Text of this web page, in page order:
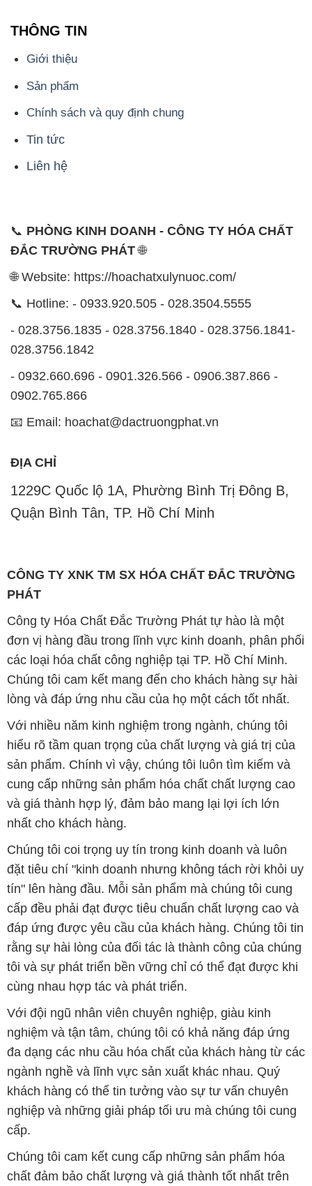
THÔNG TIN
Giới thiệu
Sản phẩm
Chính sách và quy định chung
Tin tức
Liên hệ
📞 PHÒNG KINH DOANH - CÔNG TY HÓA CHẤT
ĐẮC TRƯỜNG PHÁT🌐
🌐 Website: https://hoachatxulynuoc.com/
📞 Hotline: - 0933.920.505 - 028.3504.5555
- 028.3756.1835 - 028.3756.1840 - 028.3756.1841-
028.3756.1842
- 0932.660.696 - 0901.326.566 - 0906.387.866 -
0902.765.866
📧 Email: hoachat@dactruongphat.vn
ĐỊA CHỈ
1229C Quốc lộ 1A, Phường Bình Trị Đông B,
Quận Bình Tân, TP. Hồ Chí Minh
CÔNG TY XNK TM SX HÓA CHẤT ĐẮC TRƯỜNG
PHÁT
Công ty Hóa Chất Đắc Trường Phát tự hào là một
đơn vị hàng đầu trong lĩnh vực kinh doanh, phân phối
các loại hóa chất công nghiệp tại TP. Hồ Chí Minh.
Chúng tôi cam kết mang đến cho khách hàng sự hài
lòng và đáp ứng nhu cầu của họ một cách tốt nhất.
Với nhiều năm kinh nghiệm trong ngành, chúng tôi
hiểu rõ tầm quan trọng của chất lượng và giá trị của
sản phẩm. Chính vì vậy, chúng tôi luôn tìm kiếm và
cung cấp những sản phẩm hóa chất chất lượng cao
và giá thành hợp lý, đảm bảo mang lại lợi ích lớn
nhất cho khách hàng.
Chúng tôi coi trọng uy tín trong kinh doanh và luôn
đặt tiêu chí "kinh doanh nhưng không tách rời khỏi uy
tín" lên hàng đầu. Mỗi sản phẩm mà chúng tôi cung
cấp đều phải đạt được tiêu chuẩn chất lượng cao và
đáp ứng được yêu cầu của khách hàng. Chúng tôi tin
rằng sự hài lòng của đối tác là thành công của chúng
tôi và sự phát triển bền vững chỉ có thể đạt được khi
cùng nhau hợp tác và phát triển.
Với đội ngũ nhân viên chuyên nghiệp, giàu kinh
nghiệm và tận tâm, chúng tôi có khả năng đáp ứng
đa dạng các nhu cầu hóa chất của khách hàng từ các
ngành nghề và lĩnh vực sản xuất khác nhau. Quý
khách hàng có thể tin tưởng vào sự tư vấn chuyên
nghiệp và những giải pháp tối ưu mà chúng tôi cung
cấp.
Chúng tôi cam kết cung cấp những sản phẩm hóa
chất đảm bảo chất lượng và giá thành tốt nhất trên